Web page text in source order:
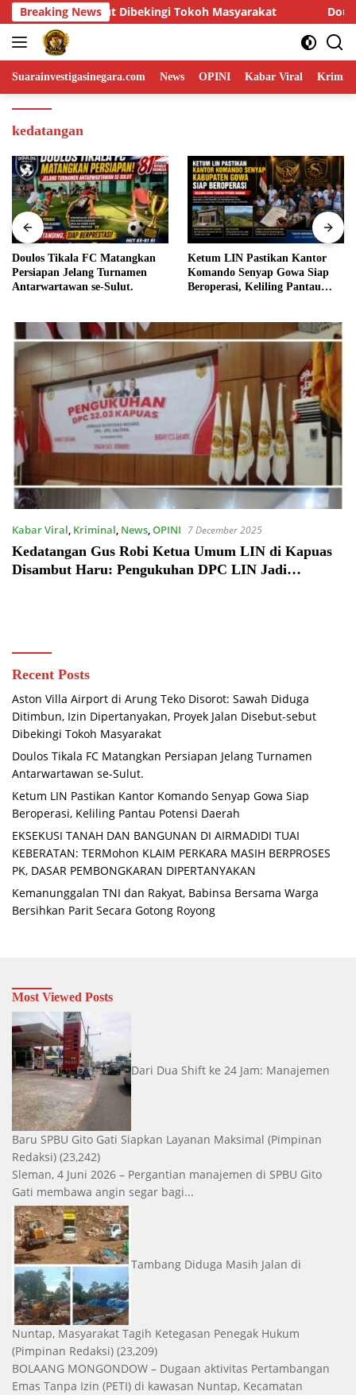
Skip
to
content
Breaking NewsDoulos Tikala FC Matangkan Persiapan Jelang
Suarainvestigasinegara.com News OPINI Kabar Viral
kedatangan
Ketum LIN Pastikan Kantor
Komando Senyap Gowa Siap
Beroperasi, Keliling Pantau
EKSEKUSI TANAH DAN
BANGUNAN DI AIRMADIDI
TUAI KEBERATAN:
DASAR PEMBONGKARAN
DIPERTANYAKAN
Kabar Viral, Kriminal, News,OPINI 7 December 2025
Kedatangan Gus Robi Ketua Umum LIN di Kapuas
Disambut Haru: Pengukuhan DPC LIN Jadi
Recent Posts
Aston Villa Airport di Arung Teko Disorot: Sawah Diduga
Ditimbun, Izin Dipertanyakan, Proyek Jalan Disebut-sebut
Dibekingi Tokoh Masyarakat
Doulos Tikala FC Matangkan Persiapan Jelang Turnamen
Antarwartawan se-Sulut.
Ketum LIN Pastikan Kantor Komando Senyap Gowa Siap
Beroperasi, Keliling Pantau Potensi Daerah
EKSEKUSI TANAH DAN BANGUNAN DI AIRMADIDI TUAI
KEBERATAN: TERMohon KLAIM PERKARA MASIH BERPROSES
PK, DASAR PEMBONGKARAN DIPERTANYAKAN
Kemanunggalan TNI dan Rakyat, Babinsa Bersama Warga
Bersihkan Parit Secara Gotong Royong
Most Viewed Posts
Dari Dua Shift ke 24 Jam: Manajemen
Baru SPBU Gito Gati Siapkan Layanan Maksimal (Pimpinan
Redaksi) (23,242)
Sleman, 4 Juni 2026 – Pergantian manajemen di SPBU Gito
Gati membawa angin segar bagi...
Tambang Diduga Masih Jalan di
Nuntap, Masyarakat Tagih Ketegasan Penegak Hukum
(Pimpinan Redaksi) (23,209)
BOLAANG MONGONDOW – Dugaan aktivitas Pertambangan
Emas Tanpa Izin (PETI) di kawasan Nuntap, Kecamatan